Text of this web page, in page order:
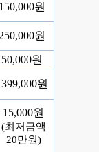
150,000원
250,000원
50,000원
399,000원
15,000원
(최저금액
20만원)